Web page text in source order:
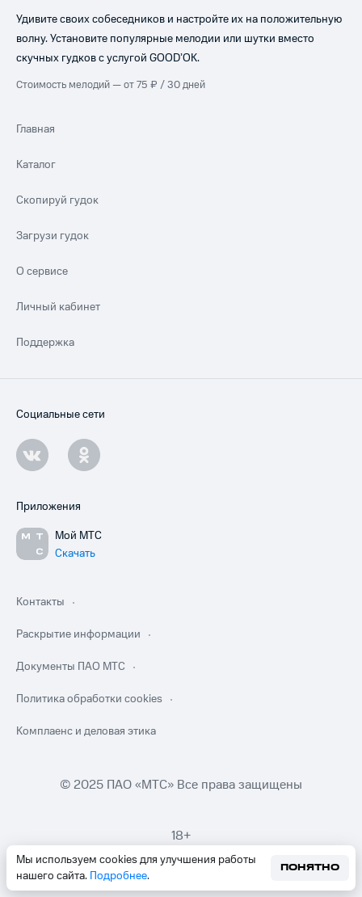
Мы используем cookies для улучшения работы
нашего сайта. Подробнее.
ПОНЯТНО
Удивите своих собеседников и настройте их на положительную
волну. Установите популярные мелодии или шутки вместо
скучных гудков с услугой GOOD’OK.
Стоимость мелодий — от 75 ₽ / 30 дней
Главная
Каталог
Скопируй гудок
Загрузи гудок
О сервисе
Личный кабинет
Поддержка
Социальные сети
Приложения
Мой МТС
Скачать
Контакты
Раскрытие информации
Документы ПАО МТС
Политика обработки cookies
Комплаенс и деловая этика
© 2025 ПАО «МТС» Все права защищены
18+